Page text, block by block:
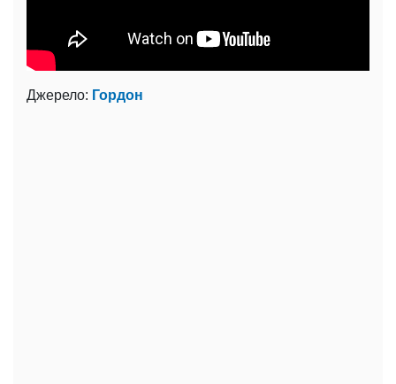
Джерело: Гордон